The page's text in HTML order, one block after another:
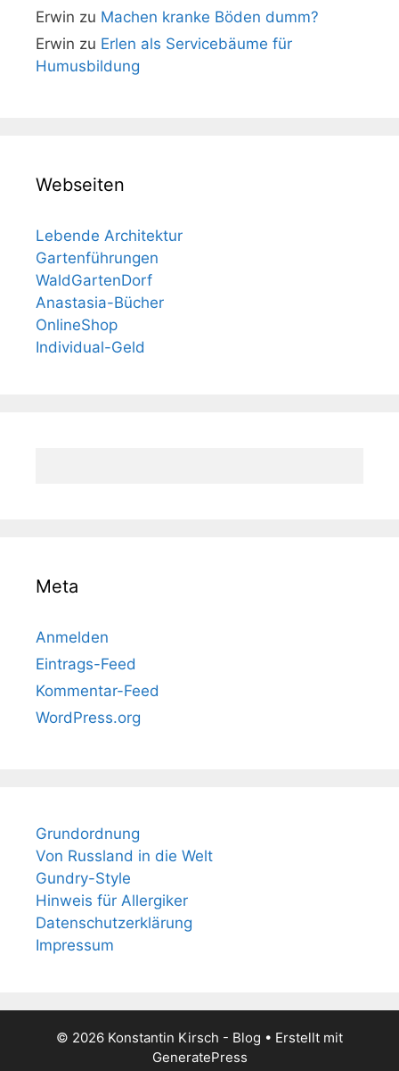
Erwin zu Machen kranke Böden dumm?
Erwin zu Erlen als Servicebäume für
Humusbildung
Webseiten
Lebende Architektur
Gartenführungen
WaldGartenDorf
Anastasia-Bücher
OnlineShop
Individual-Geld
Meta
Anmelden
Eintrags-Feed
Kommentar-Feed
WordPress.org
Grundordnung
Von Russland in die Welt
Gundry-Style
Hinweis für Allergiker
Datenschutzerklärung
Impressum
© 2026 Konstantin Kirsch - Blog • Erstellt mit
GeneratePress